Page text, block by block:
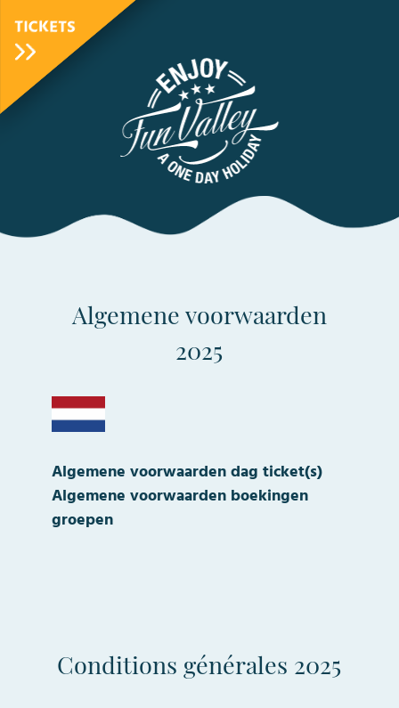
TICKETS
Animated
Algemene voorwaarden
2025
Algemene voorwaarden dag ticket(s)
Algemene voorwaarden boekingen
groepen
Conditions générales 2025